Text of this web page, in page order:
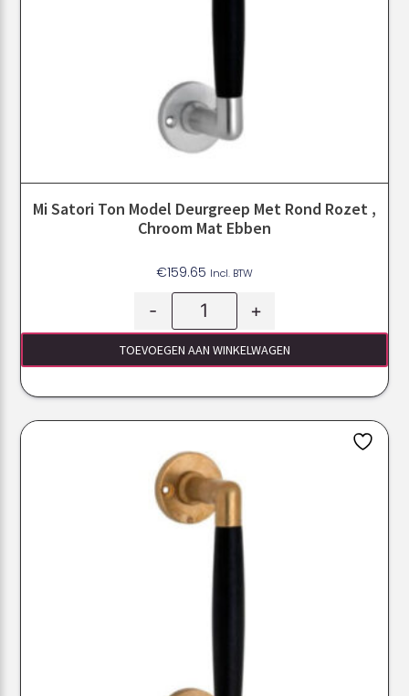
Mi Satori Ton Model Deurgreep Met Rond Rozet ,
Chroom Mat Ebben
€159.65 Incl. BTW
- +
TOEVOEGEN AAN WINKELWAGEN